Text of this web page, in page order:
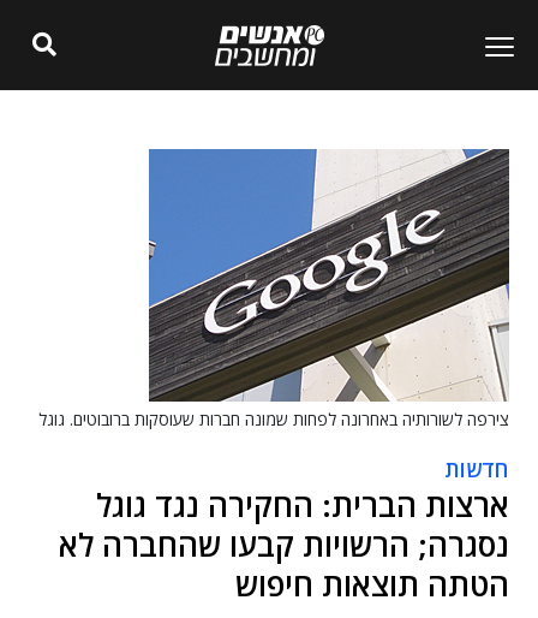
צירפה לשורותיה באחרונה לפחות שמונה חברות שעוסקות ברובוטים. גוגל
חדשות
ארצות הברית: החקירה נגד גוגל
נסגרה; הרשויות קבעו שהחברה לא
הטתה תוצאות חיפוש